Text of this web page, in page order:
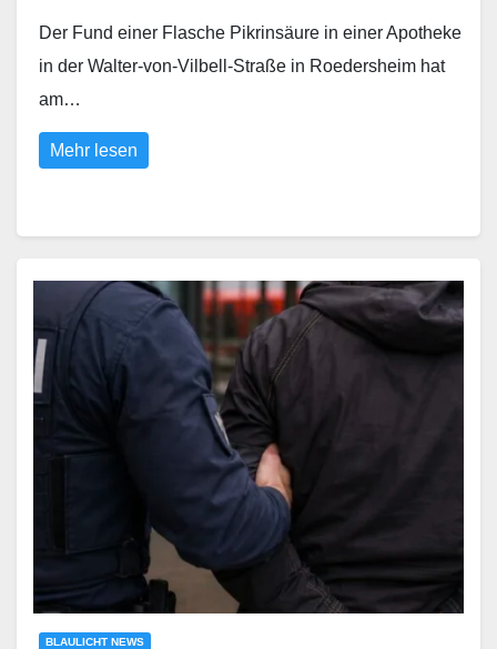
Der Fund einer Flasche Pikrinsäure in einer Apotheke
in der Walter-von-Vilbell-Straße in Roedersheim hat
am…
Mehr lesen
BLAULICHT NEWS